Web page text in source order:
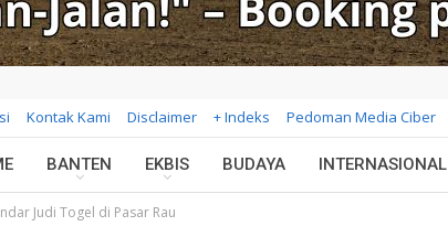
Kontak Kami Disclaimer + Indeks Pedoman Media Ciber
BANTEN EKBIS BUDAYA INTERNASIONAL
Judi Togel di Pasar Rau